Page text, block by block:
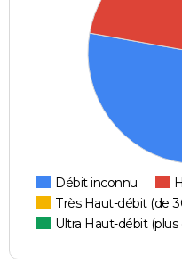
Débit inconnu
Très Haut-débit (de
Ultra Haut-débit